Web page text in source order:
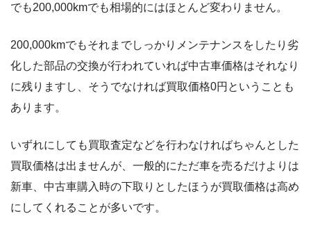
でも200,000kmでも相場的にはほとんど変わりません。
200,000kmでもそれまでしっかりメンテナンスをしたり劣
化した部品の交換が行われていれば中古車価格はそれなり
に残りますし、そうでなければ買取価格0円ということも
あります。
いずれにしても買取査定などを行わなければちゃんとした
買取価格は出ませんが、一般的にただ車を売るだけよりは
新車、中古車購入時の下取りとしたほうが買取価格は高め
にしてくれることが多いです。